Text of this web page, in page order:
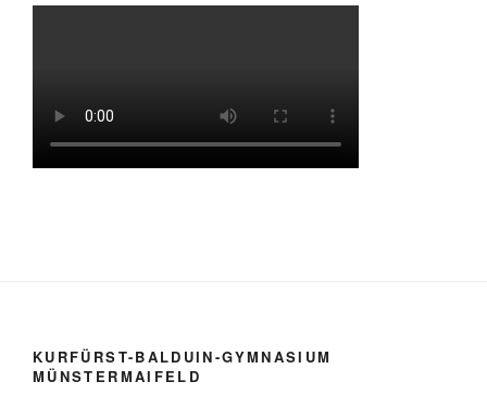
KURFÜRST-BALDUIN-GYMNASIUM
MÜNSTERMAIFELD